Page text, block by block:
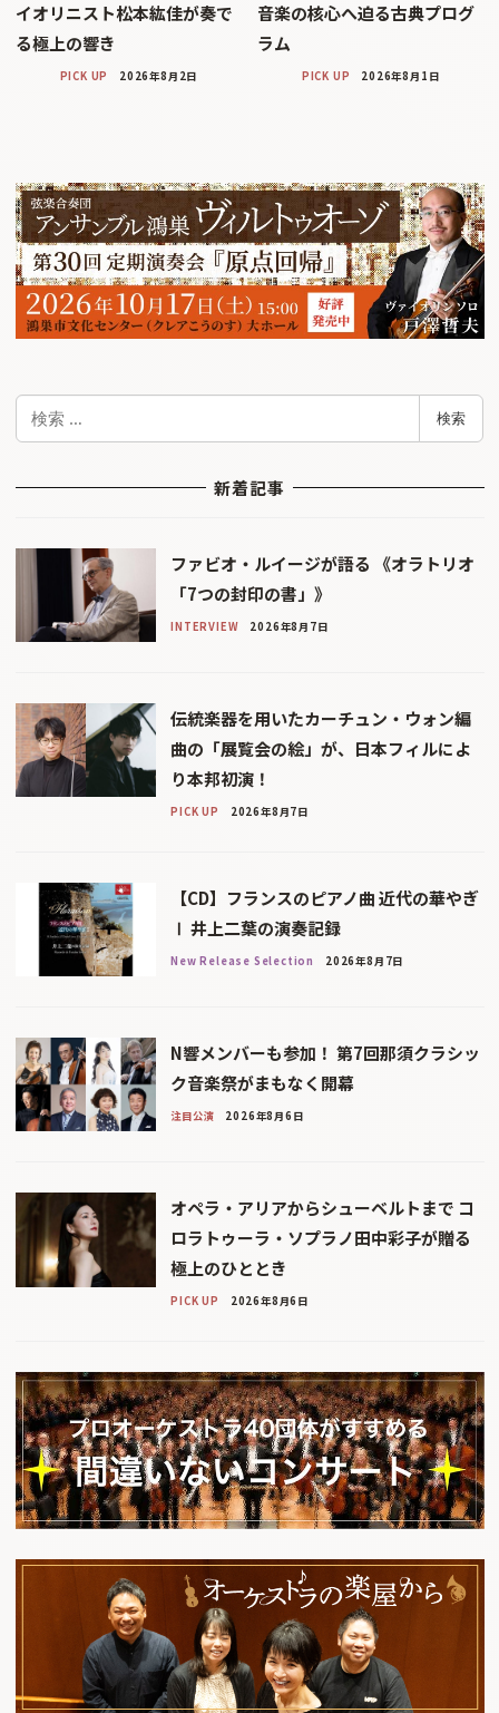
イオリニスト松本紘佳が奏で
る極上の響き
PICK UP 2026年8月2日
音楽の核心へ迫る古典プログ
ラム
PICK UP 2026年8月1日
検
検索
新着記事
ファビオ・ルイージが語る 《オラトリオ
「7つの封印の書」》
INTERVIEW 2026年8月7日
伝統楽器を用いたカーチュン・ウォン編
曲の「展覧会の絵」が、日本フィルによ
り本邦初演！
PICK UP 2026年8月7日
【CD】フランスのピアノ曲 近代の華やぎ
Ⅰ 井上二葉の演奏記録
New Release Selection 2026年8月7日
N響メンバーも参加！ 第7回那須クラシッ
ク音楽祭がまもなく開幕
注目公演 2026年8月6日
オペラ・アリアからシューベルトまで コ
ロラトゥーラ・ソプラノ田中彩子が贈る
極上のひととき
PICK UP 2026年8月6日